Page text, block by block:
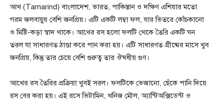
আখ (Tamarind) বাংলাদেশ, ভারত, পাকিস্তান ও দক্ষিণ এশিয়ার মতো
গরম জলবায়ুয় বেশি জনপ্রিয়। এটি একটি লম্বা ফল, যার ভিতরে কোঁচকানো
ও মিষ্টি-কড়া স্বাদ থাকে। আখের রস হলো ফলটি থেকে তৈরি একটি ঘন
তরল যা সাধারণত ঠাণ্ডা করে পান করা হয়। এটি সাধারণত গ্রীষ্মের মাসে খুব
জনপ্রিয়, কিন্তু তার চেয়ে বেশি গুরুত্ব তার ঔষধীয় গুণ।
আখের রস তৈরির প্রক্রিয়া খুবই সরল। ফলটিকে ভেজানো, ছেঁকে পানি দিয়ে
রস বের করা হয়। এই রসে ভিটামিন, খনিজ মৌল, অ্যান্টিঅক্সিডেন্ট ও